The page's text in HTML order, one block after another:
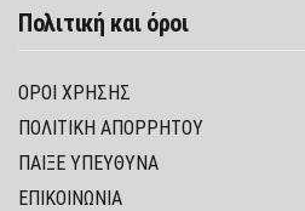
Πολιτική και όροι
ΌΡΟΙ ΧΡΉΣΗΣ
ΠΟΛΙΤΙΚΉ ΑΠΟΡΡΉΤΟΥ
ΠΑΊΞΕ ΥΠΕΎΘΥΝΑ
ΕΠΙΚΟΙΝΩΝΙΑ